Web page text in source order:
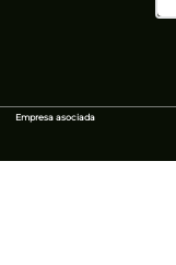
Empresa asociada